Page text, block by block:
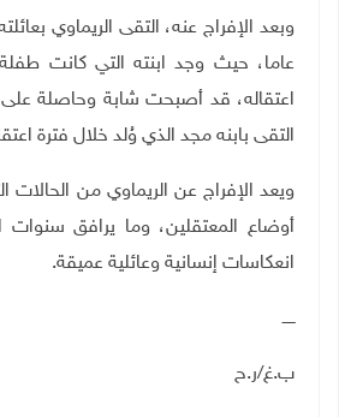
عاما، حيث وجد ابنته التي كانت
اعتقاله، قد أصبحت شابة وحاصلة على
التقى بابنه مجد الذي وُلد خلال فترة
ويعد الإفراج عن الريماوي من
أوضاع المعتقلين، وما يرافق سنوات
انعكاسات إنسانية وعائلية عميقة.
ـــــ
ب.غ/ر.ح